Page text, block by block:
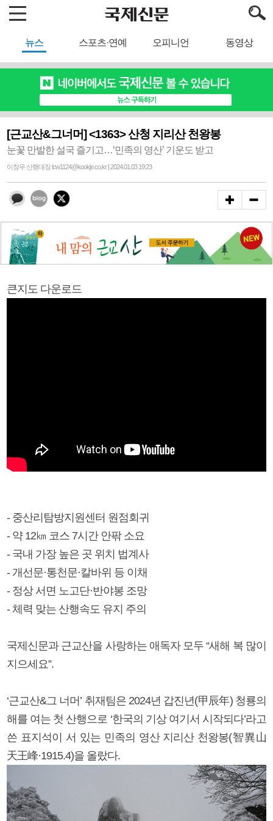
뉴스 스포츠·연예 오피니언 동영상
[근교산&그너머] <1363> 산청 지리산 천왕봉
눈꽃 만발한 설국 즐기고…‘민족의 영산’ 기운도 받고
이창우 산행대장 lcw1124@kookje.co.kr | 2024.01.03 19:23
큰지도 다운로드
- 중산리탐방지원센터 원점회귀
- 약 12㎞ 코스 7시간 안팎 소요
- 국내 가장 높은 곳 위치 법계사
- 개선문·통천문·칼바위 등 이채
- 정상 서면 노고단·반야봉 조망
- 체력 맞는 산행속도 유지 주의
국제신문과 근교산을 사랑하는 애독자 모두 “새해 복 많이
지으세요”.
‘근교산&그 너머’ 취재팀은 2024년 갑진년(甲辰年) 청룡의
해를 여는 첫 산행으로 ‘한국의 기상 여기서 시작되다’라고
쓴 표지석이 서 있는 민족의 영산 지리산 천왕봉(智異山
天王峰·1915.4)을 올랐다.